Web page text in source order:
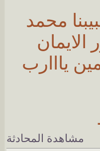
محمد
الايمان
يااارب
مشاهدة المحادثة